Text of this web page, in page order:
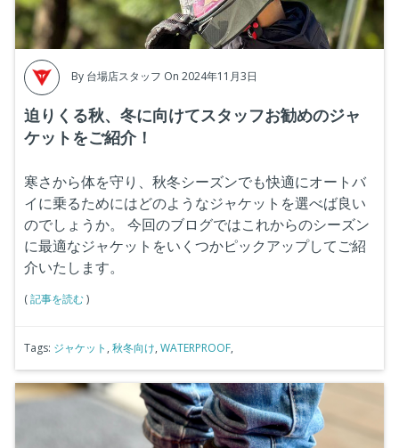
By 台場店スタッフ On 2024年11月3日
迫りくる秋、冬に向けてスタッフお勧めのジャ
ケットをご紹介！
寒さから体を守り、秋冬シーズンでも快適にオートバ
イに乗るためにはどのようなジャケットを選べば良い
のでしょうか。
今回のブログではこれからのシーズン
に最適なジャケットをいくつかピックアップしてご紹
介いたします。
(記事を読む)
Tags: ジャケット , 秋冬向け, WATERPROOF,